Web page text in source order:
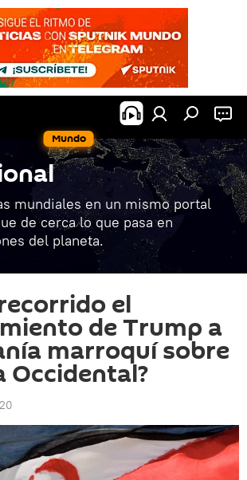
Mundo
mundiales en un mismo portal
de cerca lo que pasa en
del planeta.
el
de Trump a
marroquí sobre
Occidental?